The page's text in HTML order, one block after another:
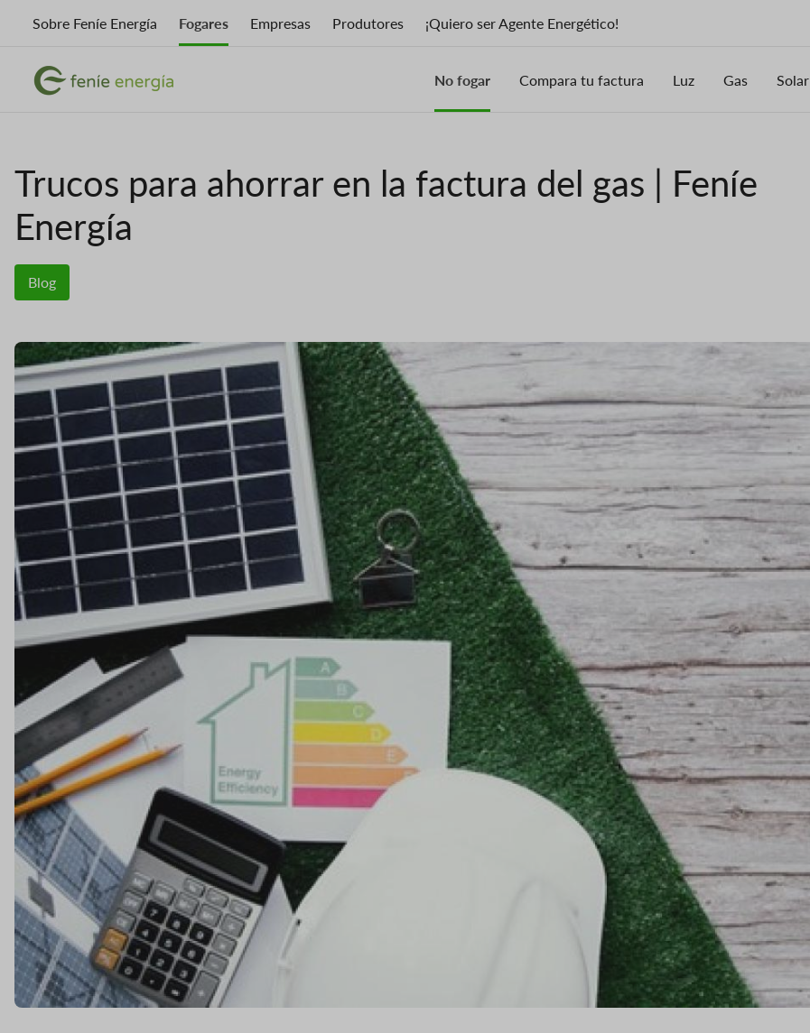
principal
Sobre Feníe Energía Fogares Empresas Produtores ¡Quiero ser Agente Energético!
ImaxeImaxe No fogar Compara tu factura Luz Gas Solar
Trucos para ahorrar en la factura del gas | Feníe
Energía
Blog